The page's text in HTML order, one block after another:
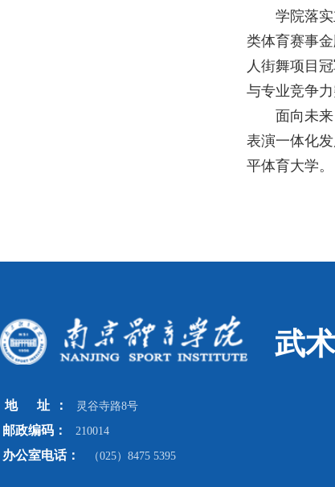
学院落
类体育赛事
人街舞项目
与专业竞争力
面向未
表演一体化
平体育大学。
武
地 址 ： 灵谷寺路8号
邮政编码： 210014
办公室电话： （025）8475 5395